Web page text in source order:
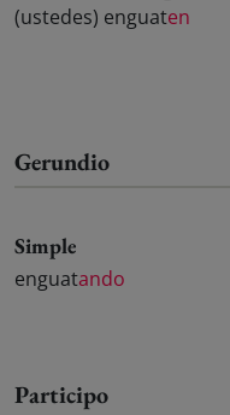
(ustedes) enguaten
Gerundio
Simple
enguatando
Participo